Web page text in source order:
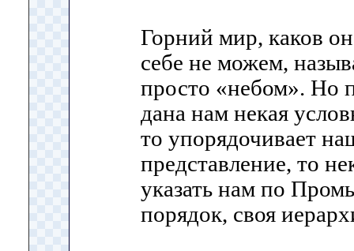
Горний мир, каков
себе не можем,
просто «небом».
дана нам некая
то упорядочивает
представление, то
указать нам по
порядок, своя